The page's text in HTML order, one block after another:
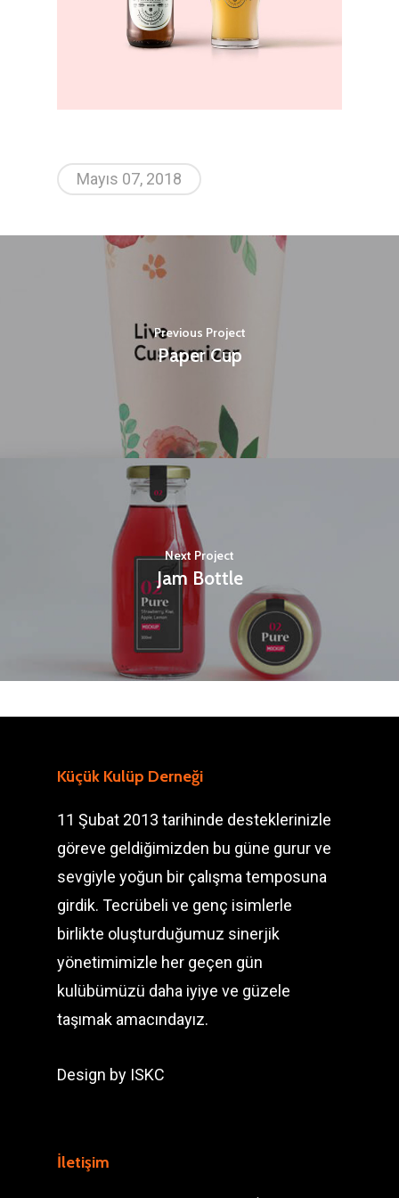
Mayıs 07, 2018
Previous Project
Paper Cup
Next Project
Jam Bottle
Küçük Kulüp Derneği
11 Şubat 2013 tarihinde desteklerinizle
göreve geldiğimizden bu güne gurur ve
sevgiyle yoğun bir çalışma temposuna
girdik. Tecrübeli ve genç isimlerle
birlikte oluşturduğumuz sinerjik
yönetimimizle her geçen gün
kulübümüzü daha iyiye ve güzele
taşımak amacındayız.
Design by ISKC
İletişim